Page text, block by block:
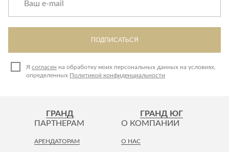
ПОДПИСАТЬСЯ
Я согласен на обработку моих персональных данных на условиях,
определенных Политикой конфиденциальности
ГРАНД ГРАНД ЮГ
ПАРТНЕРАМ
АРЕНДАТОРАМ
О КОМПАНИИ
О НАС